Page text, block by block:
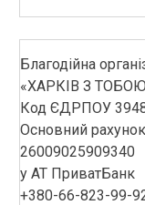
Благодійна
«ХАРКІВ З
Код ЄДРПОУ
Основний
26009025909340
у АТ ПриватБанк
+380-66-823-99-